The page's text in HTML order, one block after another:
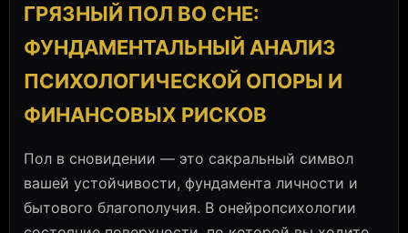
ГРЯЗНЫЙ ПОЛ ВО СНЕ:
ФУНДАМЕНТАЛЬНЫЙ АНАЛИЗ
ПСИХОЛОГИЧЕСКОЙ ОПОРЫ И
ФИНАНСОВЫХ РИСКОВ
Пол в сновидении — это сакральный символ
вашей устойчивости, фундамента личности и
бытового благополучия. В онейропсихологии